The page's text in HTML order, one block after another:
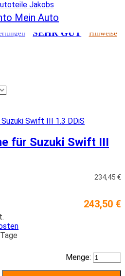
SEHR GUT
SEHR GUT Hinweise
Mein Auto
für Suzuki Swift III
234,45 €
243,50 €
Menge: